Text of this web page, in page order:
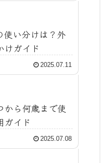
使い分けは？外
けガイド
2025.07.11
から何歳まで使
ガイド
2025.07.08